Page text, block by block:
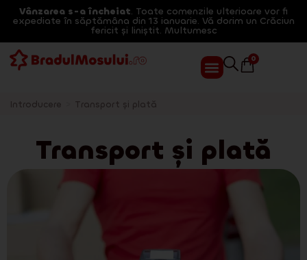
Vânzarea s-a încheiat. Toate comenzile ulterioare vor fi
expediate în săptămâna din 13 ianuarie. Vă dorim un Crăciun
fericit și liniștit. Multumesc
0
Introducere Transport și plată
Transport și plată